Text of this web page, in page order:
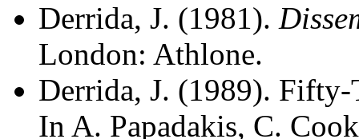
Derrida, J. (1981).
London: Athlone.
Derrida, J. (1989).
In A. Papadakis, C.